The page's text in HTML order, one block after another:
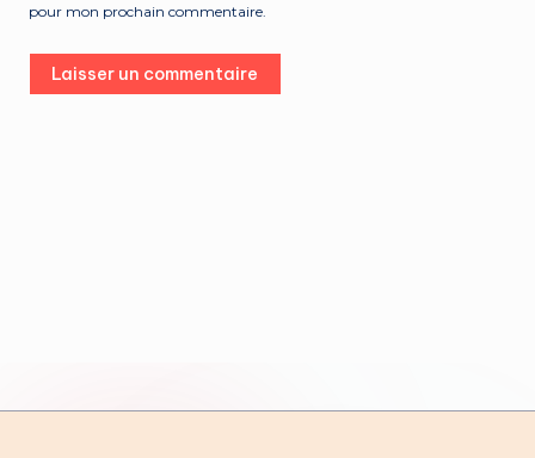
pour mon prochain commentaire.